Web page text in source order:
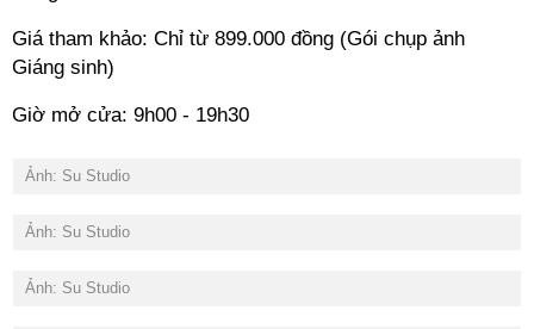
Giá tham khảo: Chỉ từ 899.000 đồng (Gói chụp ảnh
Giáng sinh)
Giờ mở cửa: 9h00 - 19h30
Ảnh: Su Studio
Ảnh: Su Studio
Ảnh: Su Studio